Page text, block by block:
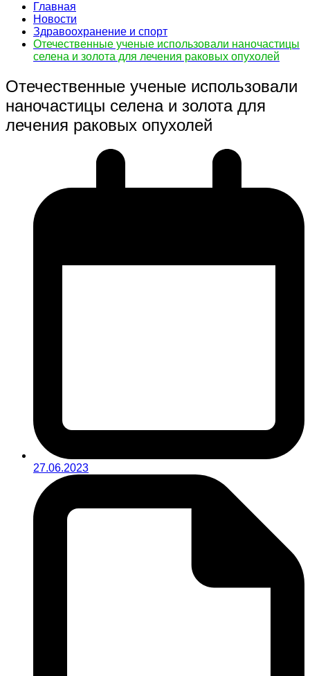
Главная
Новости
Здравоохранение и спорт
Отечественные ученые использовали наночастицы
селена и золота для лечения раковых опухолей
Отечественные ученые использовали
наночастицы селена и золота для
лечения раковых опухолей
27.06.2023